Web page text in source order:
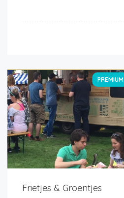
PREMIUM
Frietjes & Groentjes